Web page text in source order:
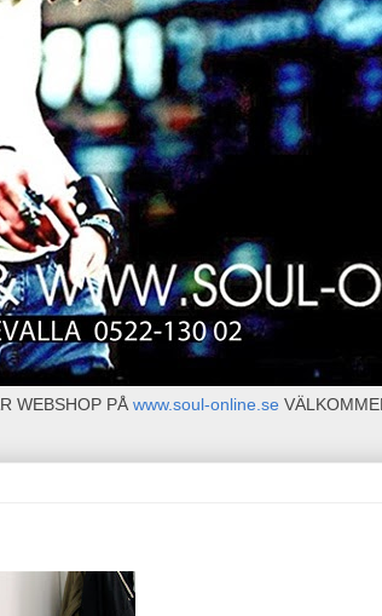
WEBSHOP PÅ www.soul-online.se